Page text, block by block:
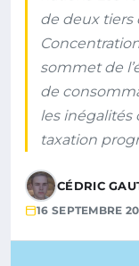
de deux
sommet de
de
les inégalités
taxation
CÉDRIC
16 SEPTEMBRE